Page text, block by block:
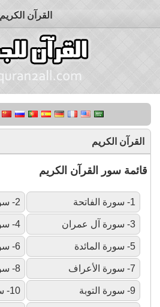
القرآن الكريم
القرآن الكريم
قائمة سور القرآن الكريم
1- سورة الفاتحة 2- سورة البقرة
3- سورة آل عمران 4- سورة النساء
5- سورة المائدة 6- سورة الأنعام
7- سورة الأعراف 8- سورة الأنفال
9- سورة التوبة 10- سورة يونس